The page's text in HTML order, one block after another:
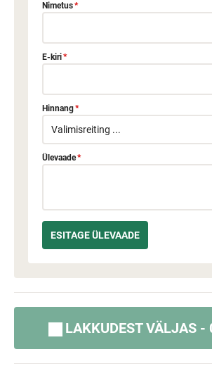
Nimetus*
E-kiri*
Hinnang*
Ülevaade*
LAKKUDEST VÄLJAS -